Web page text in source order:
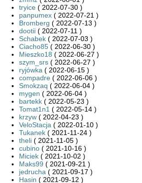
tryice( 2022-07-30 )
panpumex( 2022-07-21 )
Bromberg ( 2022-07-13 )
dootii( 2022-07-11 )
Schabek( 2022-07-03 )
Ciacho85( 2022-06-30 )
Mieszko18 ( 2022-06-27 )
szym_srs( 2022-06-27 )
ryjówka ( 2022-06-15 )
compadre( 2022-06-06 )
Smokzaq ( 2022-06-04 )
mygen ( 2022-06-04 )
bartekk( 2022-05-23 )
Tomat1n1 ( 2022-05-14 )
krzyw( 2022-04-23 )
VeloStacja ( 2022-01-10 )
Tukanek( 2021-11-24 )
theli( 2021-11-05 )
cubino( 2021-10-16 )
Miciek( 2021-10-02 )
Maks99 ( 2021-09-21 )
jedrucha ( 2021-09-17 )
Hasin ( 2021-09-12 )